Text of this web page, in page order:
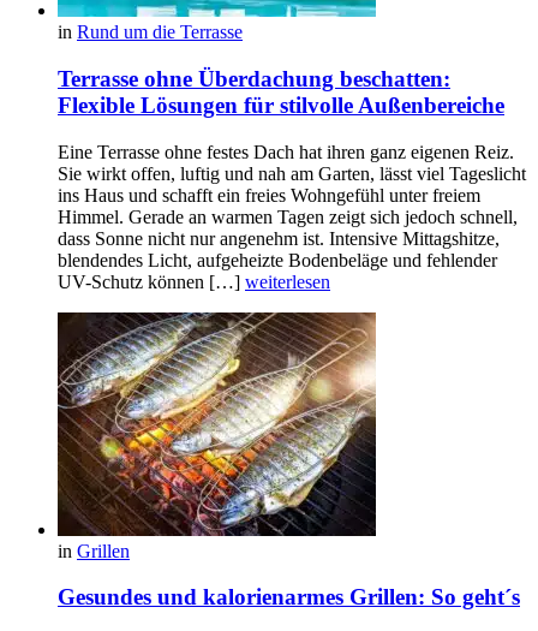
in Rund um die Terrasse
Terrasse ohne Überdachung beschatten:
Flexible Lösungen für stilvolle Außenbereiche
Eine Terrasse ohne festes Dach hat ihren ganz eigenen Reiz.
Sie wirkt offen, luftig und nah am Garten, lässt viel Tageslicht
ins Haus und schafft ein freies Wohngefühl unter freiem
Himmel. Gerade an warmen Tagen zeigt sich jedoch schnell,
dass Sonne nicht nur angenehm ist. Intensive Mittagshitze,
blendendes Licht, aufgeheizte Bodenbeläge und fehlender
UV-Schutz können […] weiterlesen
in Grillen
Gesundes und kalorienarmes Grillen: So geht´s